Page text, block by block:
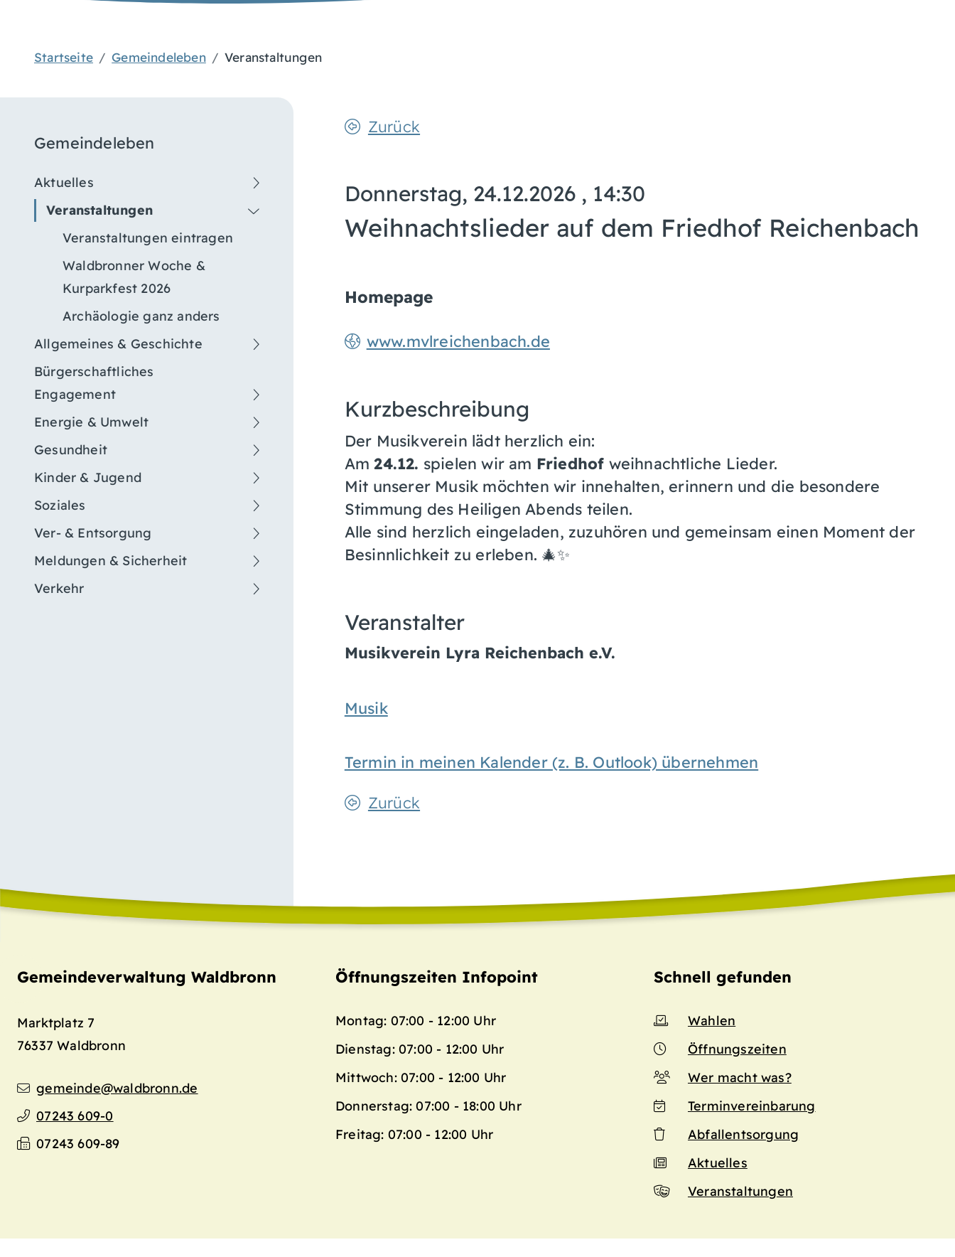
Startseite Gemeindeleben Veranstaltungen
Gemeindeleben
Aktuelles
Veranstaltungen
Veranstaltungen eintragen
Waldbronner Woche &
Kurparkfest 2026
Archäologie ganz anders
Allgemeines & Geschichte
Bürgerschaftliches
Engagement
Energie & Umwelt
Gesundheit
Kinder & Jugend
Soziales
Ver- & Entsorgung
Meldungen & Sicherheit
Verkehr
Zurück
Donnerstag, 24.12.2026, 14:30
Weihnachtslieder auf dem Friedhof Reichenbach
Homepage
www.mvlreichenbach.de
Kurzbeschreibung
Der Musikverein lädt herzlich ein:
Am24.12. spielen wir am Friedhof weihnachtliche Lieder.
Mit unserer Musik möchten wir innehalten, erinnern und die besondere
Stimmung des Heiligen Abends teilen.
Alle sind herzlich eingeladen, zuzuhören und gemeinsam einen Moment der
Besinnlichkeit zu erleben. 🎄✨
Veranstalter
Musikverein Lyra Reichenbach e.V.
Musik
Termin in meinen Kalender (z. B. Outlook) übernehmen
Zurück
Gemeindeverwaltung Waldbronn
Marktplatz 7
76337 Waldbronn
gemeinde@waldbronn.de
07243 609-0
07243 609-89
Öffnungszeiten Infopoint
Montag: 07:00 - 12:00 Uhr
Dienstag: 07:00 - 12:00 Uhr
Mittwoch: 07:00 - 12:00 Uhr
Donnerstag: 07:00 - 18:00 Uhr
Freitag: 07:00 - 12:00 Uhr
Schnell gefunden
Wahlen
Öffnungszeiten
Wer macht was?
Terminvereinbarung
Abfallentsorgung
Aktuelles
Veranstaltungen